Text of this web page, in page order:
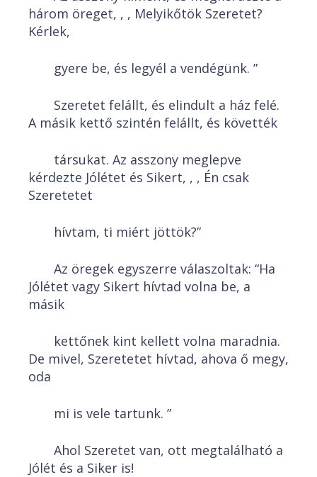
három öreget, , , Melyikőtök Szeretet?
Kérlek,
gyere be, és legyél a vendégünk. ”
Szeretet felállt, és elindult a ház felé.
A másik kettő szintén felállt, és követték
társukat. Az asszony meglepve
kérdezte Jólétet és Sikert, , , Én csak
Szeretetet
hívtam, ti miért jöttök?”
Az öregek egyszerre válaszoltak: “Ha
Jólétet vagy Sikert hívtad volna be, a
másik
kettőnek kint kellett volna maradnia.
De mivel, Szeretetet hívtad, ahova ő megy,
oda
mi is vele tartunk. ”
Ahol Szeretet van, ott megtalálható a
Jólét és a Siker is!